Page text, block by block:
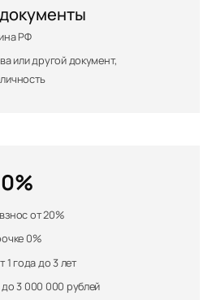
РФ
или другой документ,
от 20%
0%
1 года до 3 лет
3 000 000 рублей